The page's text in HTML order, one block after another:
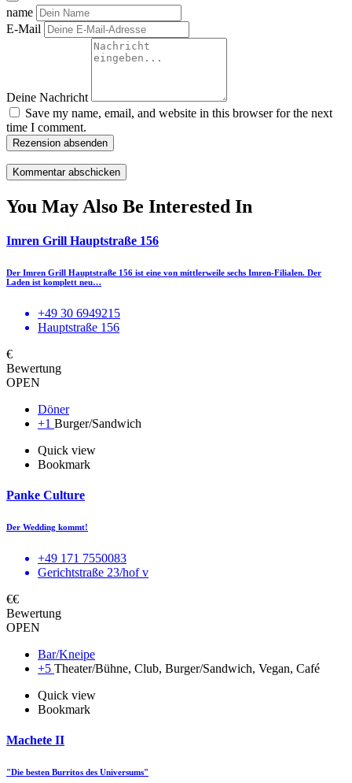
name
E-Mail
Deine Nachricht
Save my name, email, and website in this browser for the next
time I comment.
Rezension absenden
You May Also Be Interested In
Imren Grill Hauptstraße 156
Der Imren Grill Hauptstraße 156 ist eine von mittlerweile sechs Imren-Filialen. Der
Laden ist komplett neu…
+49 30 6949215
Hauptstraße 156
€
Bewertung
OPEN
Döner
+1 Burger/Sandwich
Quick view
Bookmark
Panke Culture
Der Wedding kommt!
+49 171 7550083
Gerichtstraße 23/hof v
€€
Bewertung
OPEN
Bar/Kneipe
+5 Theater/Bühne, Club, Burger/Sandwich, Vegan, Café
Quick view
Bookmark
Machete II
"Die besten Burritos des Universums"